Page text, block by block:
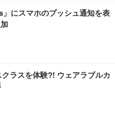
性メッシュ ゲーミング/勉強/事
コンチェア (ブラック)
ア デスクチェア 疲れない テレ
ックレスト 30度ロッキング機
サポート 90度跳ね上げ式アーム
コンチェア (ホワイト)
チェア デスクチェア 肘なし メ
ーサポート付き 腰サポート ガ
度回転 キャスター付き コンパク
E2724HS 27インチ 液晶モニタ
）VA 非光沢 HDMI/DisplayP
内蔵 高さ調整 スイベル VESA対
280Hz/FHD】GRAPHT THE S
24” Essential ゲーミン
インチ 1ms FHD 量子ドット 残
トベーシック) 【Amazon.co.jp
アイリスオーヤマ ペットシーツ
100枚入 (x 1) (ケース販売)
ットシーツ 超厚型 お徳用 レギ
限定】
」にスマホのプッシュ通知を表
ラスを体験?! ウェアラブルカ